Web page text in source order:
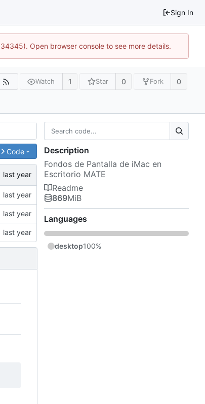
Sign In
Open browser console to see more details.
Watch 1 Star 0 Fork 0
Code
Description
Fondos de Pantalla de iMac en
Escritorio MATE
Readme
869MiB
Languages
desktop100%